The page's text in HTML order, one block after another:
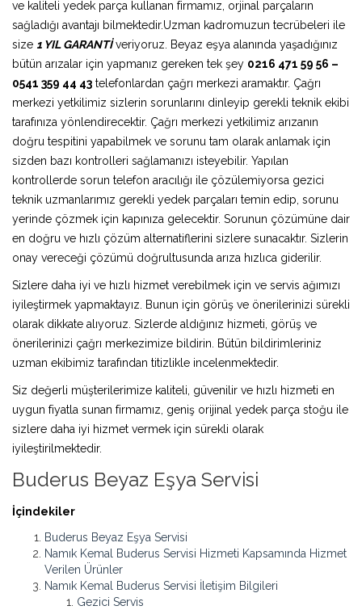
ve kaliteli yedek parça kullanan firmamız, orjinal parçaların
sağladığı avantajı bilmektedir.Uzman kadromuzun tecrübeleri ile
size 1 YIL GARANTİveriyoruz. Beyaz eşya alanında yaşadığınız
bütün arızalar için yapmanız gereken tek şey 0216 471 59 56 –
0541 359 44 43 telefonlardan çağrı merkezi aramaktır. Çağrı
merkezi yetkilimiz sizlerin sorunlarını dinleyip gerekli teknik ekibi
tarafınıza yönlendirecektir. Çağrı merkezi yetkilimiz arızanın
doğru tespitini yapabilmek ve sorunu tam olarak anlamak için
sizden bazı kontrolleri sağlamanızı isteyebilir. Yapılan
kontrollerde sorun telefon aracılığı ile çözülemiyorsa gezici
teknik uzmanlarımız gerekli yedek parçaları temin edip, sorunu
yerinde çözmek için kapınıza gelecektir. Sorunun çözümüne dair
en doğru ve hızlı çözüm alternatiflerini sizlere sunacaktır. Sizlerin
onay vereceği çözümü doğrultusunda arıza hızlıca giderilir.
Sizlere daha iyi ve hızlı hizmet verebilmek için ve servis ağımızı
iyileştirmek yapmaktayız. Bunun için görüş ve önerilerinizi sürekli
olarak dikkate alıyoruz. Sizlerde aldığınız hizmeti, görüş ve
önerilerinizi çağrı merkezimize bildirin. Bütün bildirimleriniz
uzman ekibimiz tarafından titizlikle incelenmektedir.
Siz değerli müşterilerimize kaliteli, güvenilir ve hızlı hizmeti en
uygun fiyatla sunan firmamız, geniş orijinal yedek parça stoğu ile
sizlere daha iyi hizmet vermek için sürekli olarak
iyileştirilmektedir.
Buderus Beyaz Eşya Servisi
İçindekiler
Buderus Beyaz Eşya Servisi
Namık Kemal Buderus Servisi Hizmeti Kapsamında Hizmet
Verilen Ürünler
Namık Kemal Buderus Servisi İletişim Bilgileri
Gezici Servis